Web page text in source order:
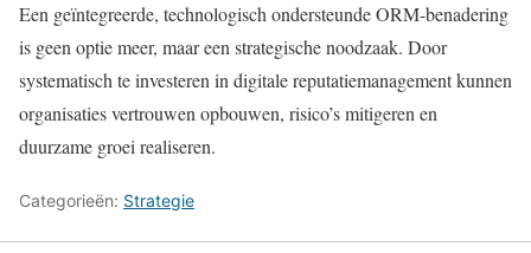
Een geïntegreerde, technologisch ondersteunde ORM-benadering
is geen optie meer, maar een strategische noodzaak. Door
systematisch te investeren in digitale reputatiemanagement kunnen
organisaties vertrouwen opbouwen, risico’s mitigeren en
duurzame groei realiseren.
Categorieën: Strategie